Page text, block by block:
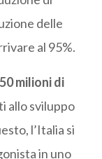
delle
al 95%.
milioni di
allo sviluppo
l’Italia si
in uno